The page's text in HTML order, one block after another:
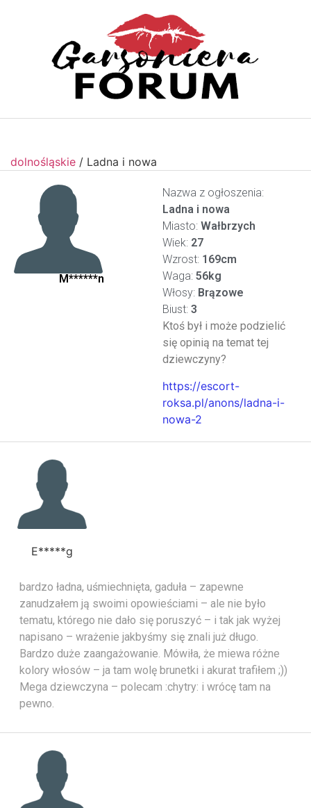
dolnośląskie / Ladna i nowa
M******n
Nazwa z ogłoszenia:
Ladna i nowa
Miasto: Wałbrzych
Wiek: 27
Wzrost: 169cm
Waga: 56kg
Włosy: Brązowe
Biust: 3
Ktoś był i może podzielić
się opinią na temat tej
dziewczyny?
https://escort-
roksa.pl/anons/ladna-i-
nowa-2
E*****g
bardzo ładna, uśmiechnięta, gaduła – zapewne
zanudzałem ją swoimi opowieściami – ale nie było
tematu, którego nie dało się poruszyć – i tak jak wyżej
napisano – wrażenie jakbyśmy się znali już długo.
Bardzo duże zaangażowanie. Mówiła, że miewa różne
kolory włosów – ja tam wolę brunetki i akurat trafiłem ;))
Mega dziewczyna – polecam :chytry: i wrócę tam na
pewno.